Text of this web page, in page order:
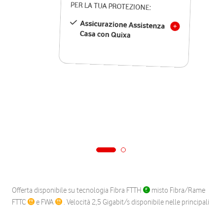
PER LA TUA PROTEZIONE:
Assicurazione Assistenza
Casa con Quixa
Offerta disponibile su tecnologia Fibra FTTH
misto Fibra/Rame
FTTC
e FWA
. Velocità 2,5 Gigabit/s disponibile nelle principali